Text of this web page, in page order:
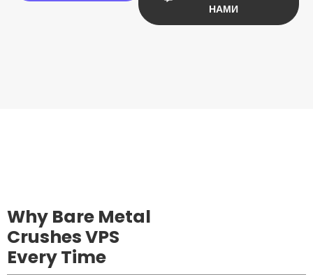
НАМИ
Why Bare Metal
Crushes VPS
Every Time